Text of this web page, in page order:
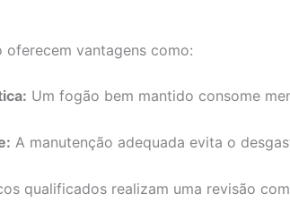
oferecem vantagens como:
Um fogão bem mantido consome
A manutenção adequada evita o
qualificados realizam uma revisão